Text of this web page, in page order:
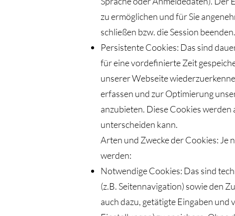
zu ermöglichen und für Sie
schließen bzw. die Session beenden.
Persistente Cookies: Das sind
für eine vordefinierte Zeit
unserer Webseite
erfassen und zur Optimierung
anzubieten. Diese Cookies
unterscheiden kann.
Arten und Zwecke der Cookies: Je
werden:
Notwendige Cookies: Das sind
(z.B. Seitennavigation) sowie den
auch dazu, getätigte Eingaben